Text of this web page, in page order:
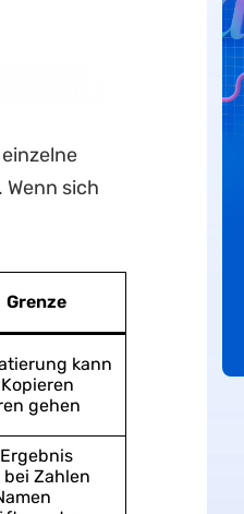
sich
Grenze
kann
gehen
Zahlen